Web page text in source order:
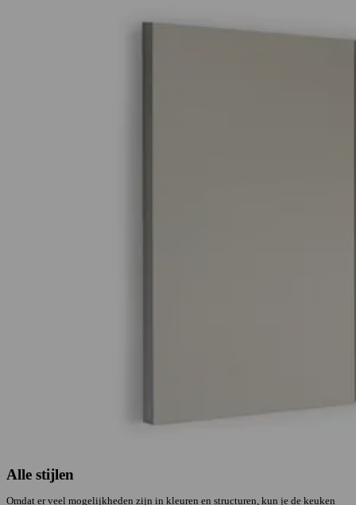
Alle stijlen
Omdat er veel mogelijkheden zijn in kleuren en structuren, kun je de keuken